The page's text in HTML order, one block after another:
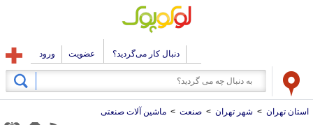
دنبال کار می‌گردید؟ عضویت ورود
استان تهران > شهر تهران > صنعت > ماشین آلات صنعتی